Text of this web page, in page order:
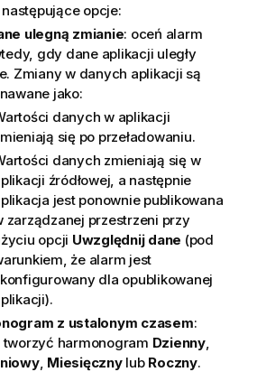
opcje:
ulegną zmianie: oceń alarm
gdy dane aplikacji uległy
Zmiany w danych aplikacji są
jako:
danych w aplikacji
się po przeładowaniu.
danych zmieniają się w
źródłowej, a następnie
jest ponownie publikowana
zarządzanej przestrzeni przy
opcji Uwzględnij dane (pod
że alarm jest
dla opublikowanej
z ustalonym czasem:
tworzyć harmonogram Dzienny,
, Miesięcznylub Roczny.